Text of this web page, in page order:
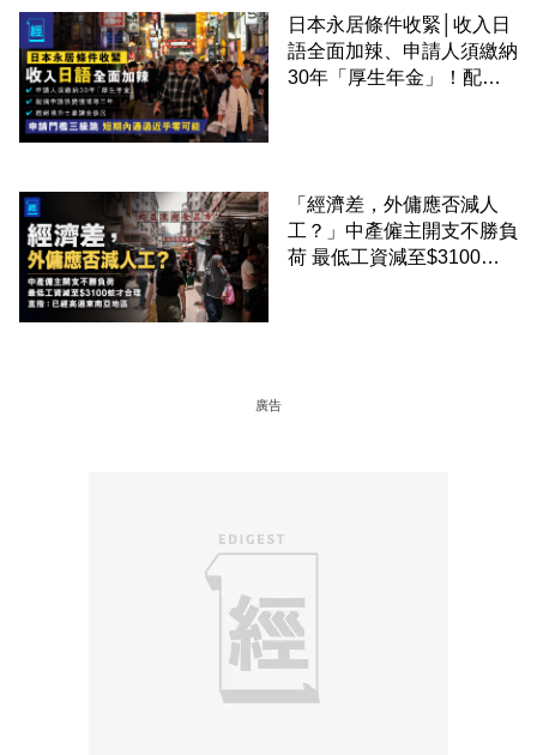
日本永居條件收緊│收入日
語全面加辣、申請人須繳納
30年「厚生年金」！配偶
「經濟差，外傭應否減人
工？」中產僱主開支不勝負
荷 最低工資減至$3100蚊
廣告